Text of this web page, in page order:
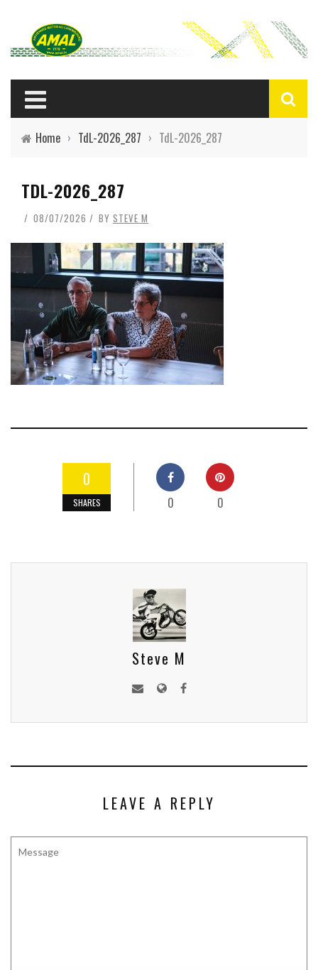
Home › TdL-2026_287 › TdL-2026_287
TDL-2026_287
08/07/2026 BY STEVE M
0
SHARES 0 0
Steve M
LEAVE A REPLY